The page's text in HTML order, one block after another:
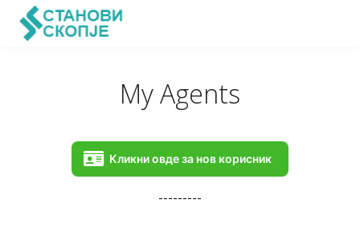
My Agents
Кликни овде за нов корисник
---------